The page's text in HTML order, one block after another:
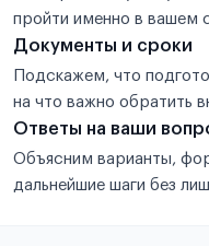
пройти именно в вашем
Документы и сроки
Подскажем, что
на что важно обратить
Ответы на ваши
Объясним варианты,
дальнейшие шаги без